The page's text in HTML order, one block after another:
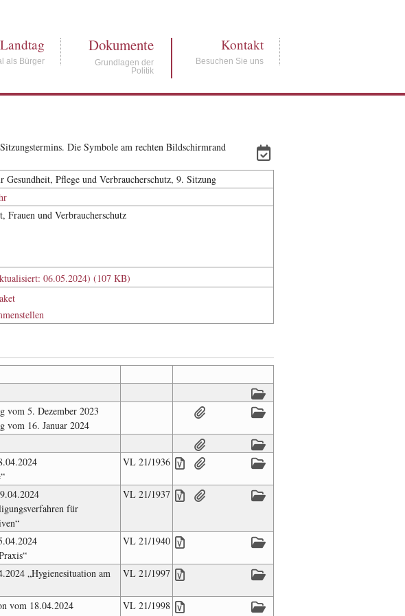
als Bürger
Dokumente
Grundlagen der
Politik
Kontakt
Besuchen Sie uns
Die Symbole am rechten Bildschirmrand
Gesundheit, Pflege und Verbraucherschutz, 9. Sitzung
Frauen und Verbraucherschutz
06.05.2024) (107 KB)
vom 5. Dezember 2023
vom 16. Januar 2024
VL 21/1936
für
VL 21/1937
VL 21/1940
„Hygienesituation am
VL 21/1997
vom 18.04.2024
VL 21/1998